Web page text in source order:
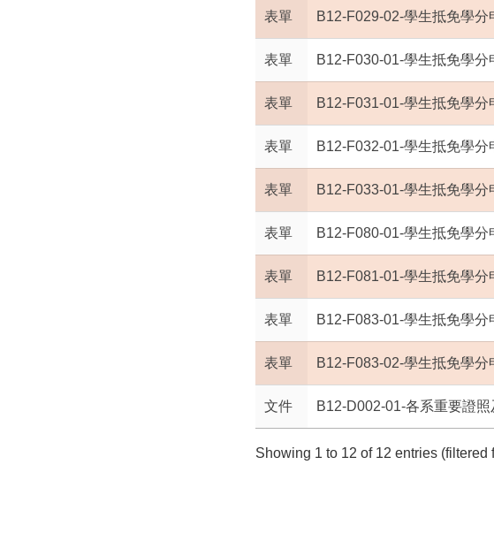
表單 B12-F029-02-學生抵免學分
表單 B12-F030-01-學生抵免學分
表單 B12-F031-01-學生抵免學分
表單 B12-F032-01-學生抵免學分
表單 B12-F033-01-學生抵免學分
表單 B12-F080-01-學生抵免學
表單 B12-F081-01-學生抵免學分
表單 B12-F083-01-學生抵免學分
表單 B12-F083-02-學生抵免學分
文件 B12-D002-01-各系重要證
Showing 1 to 12 of 12 entries (filtered